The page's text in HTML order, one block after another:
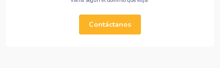
Contáctanos